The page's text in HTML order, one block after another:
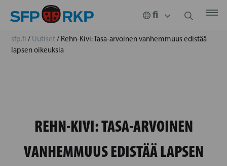
sfp.fi / Uutiset/ Rehn-Kivi: Tasa-arvoinen vanhemmuus edistää
lapsen oikeuksia
REHN-KIVI: TASA-ARVOINEN
VANHEMMUUS EDISTÄÄ LAPSEN